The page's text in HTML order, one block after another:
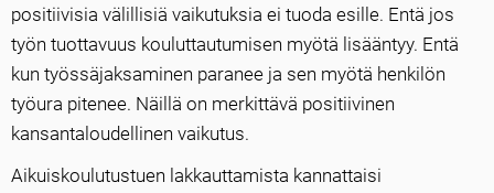
positiivisia välillisiä vaikutuksia ei tuoda esille. Entä jos
työn tuottavuus kouluttautumisen myötä lisääntyy. Entä
kun työssäjaksaminen paranee ja sen myötä henkilön
työura pitenee. Näillä on merkittävä positiivinen
kansantaloudellinen vaikutus.
Aikuiskoulutustuen lakkauttamista kannattaisi